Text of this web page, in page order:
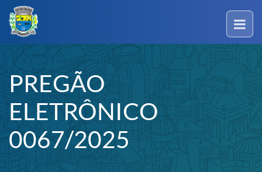
PREGÃO
ELETRÔNICO
0067/2025